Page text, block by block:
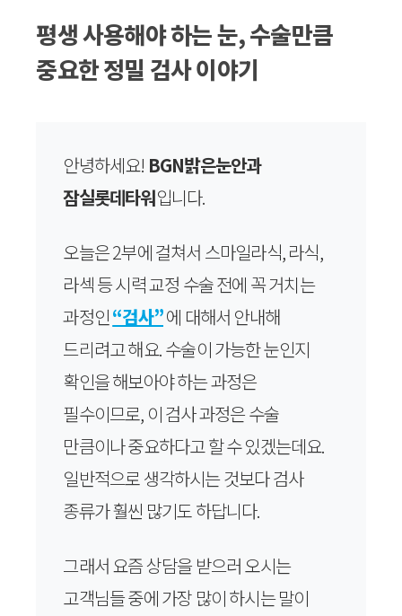
평생 사용해야 하는 눈, 수술만큼
중요한 정밀 검사 이야기
안녕하세요! BGN밝은눈안과
잠실롯데타워입니다.
오늘은 2부에 걸쳐서 스마일라식, 라식,
라섹 등 시력 교정 수술 전에 꼭 거치는
과정인“검사”에 대해서 안내해
드리려고 해요. 수술이 가능한 눈인지
확인을 해보아야 하는 과정은
필수이므로, 이 검사 과정은 수술
만큼이나 중요하다고 할 수 있겠는데요.
일반적으로 생각하시는 것보다 검사
종류가 훨씬 많기도 하답니다.
그래서 요즘 상담을 받으러 오시는
고객님들 중에 가장 많이 하시는 말이